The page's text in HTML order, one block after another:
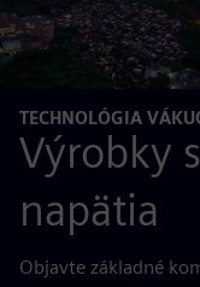
TECHNOLÓGIA
Výrobky
napätia
Objavte základné